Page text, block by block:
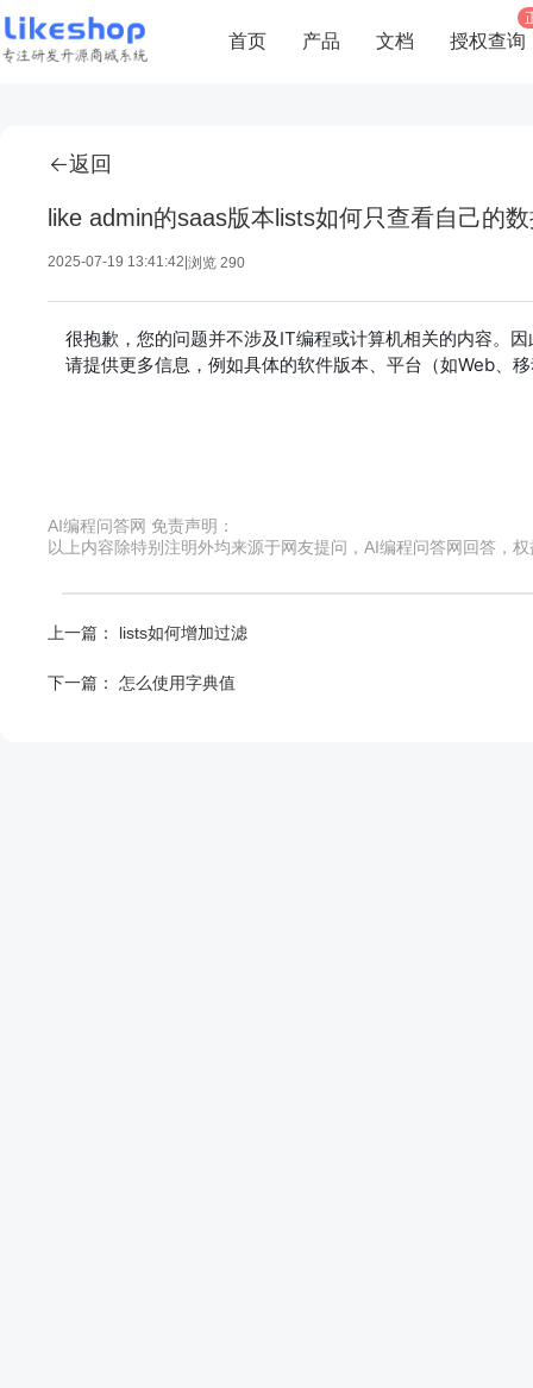
首页 产品 文档 授权查询
返回
like admin的saas版本lists如何只查看自己的
2025-07-19 13:41:42 浏览 290
很抱歉，您的问题并不涉及IT编程或计算机相关的内容。
请提供更多信息，例如具体的软件版本、平台（如Web、
AI编程问答网 免责声明：
以上内容除特别注明外均来源于网友提问，AI编程问答网回答，
上一篇： lists如何增加过滤
下一篇： 怎么使用字典值